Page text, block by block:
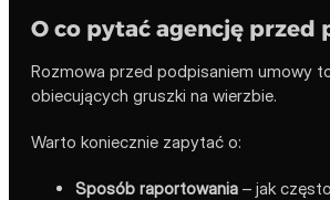
O co pytać agencję
Rozmowa przed podpisaniem umowy
obiecujących gruszki na wierzbie.
Warto koniecznie zapytać o:
Sposób raportowania – jak